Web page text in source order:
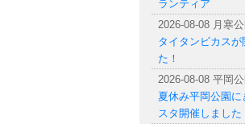
ランティア
2026-08-08 月寒公
タイタンビカスが
た！
2026-08-08 平岡公
夏休み平岡公園に
スタ開催しました